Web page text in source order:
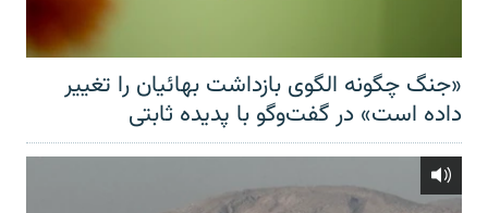
«جنگ چگونه الگوی بازداشت بهائیان را تغییر
داده است» در گفت‌وگو با پدیده ثابتی